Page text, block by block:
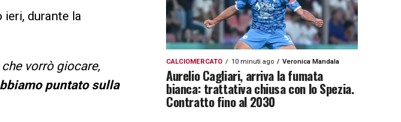
ieri, durante la
vorrò giocare,
puntato sulla
CALCIOMERCATO 10 minuti ago Veronica Mandala
Aurelio Cagliari, arriva la fumata
bianca: trattativa chiusa con lo Spezia.
Contratto fino al 2030